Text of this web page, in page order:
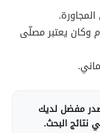
المسجد الكبير، بني في العام 1906م وكان يعتبر مصلّى
مفضل لديك
نتائج البحث.